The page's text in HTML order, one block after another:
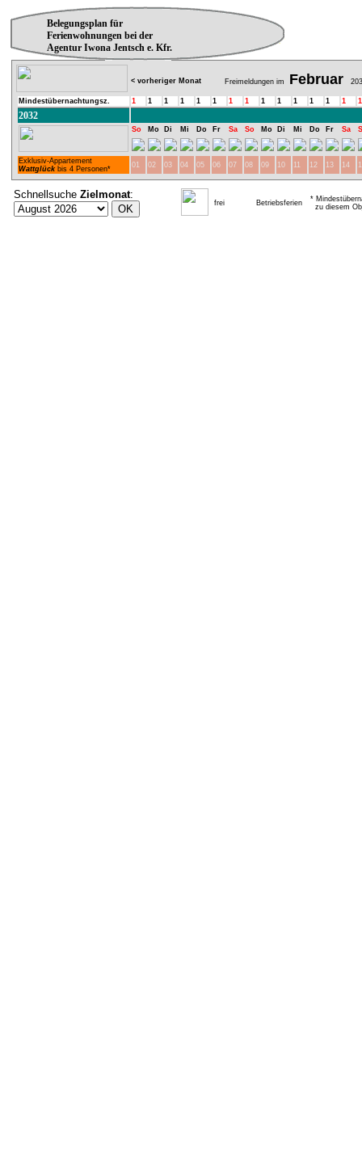
Belegungsplan für
Ferienwohnungen bei der
Agentur Iwona Jentsch e. Kfr.
< vorheriger Monat Freimeldungen im Februar
Mindestübernachtungsz. 1 1 1 1 1 1 1 1 1 1 1 1 1 1 1
2032
So Mo Di Mi Do Fr Sa So Mo Di Mi Do Fr Sa
Exklusiv-Appartement
Wattglück bis 4 Personen* 01 02 03 04 05 06 07 08 09 10 11 12 13 14
Schnellsuche Zielmonat:
frei Betriebsferien
*
zu diesem